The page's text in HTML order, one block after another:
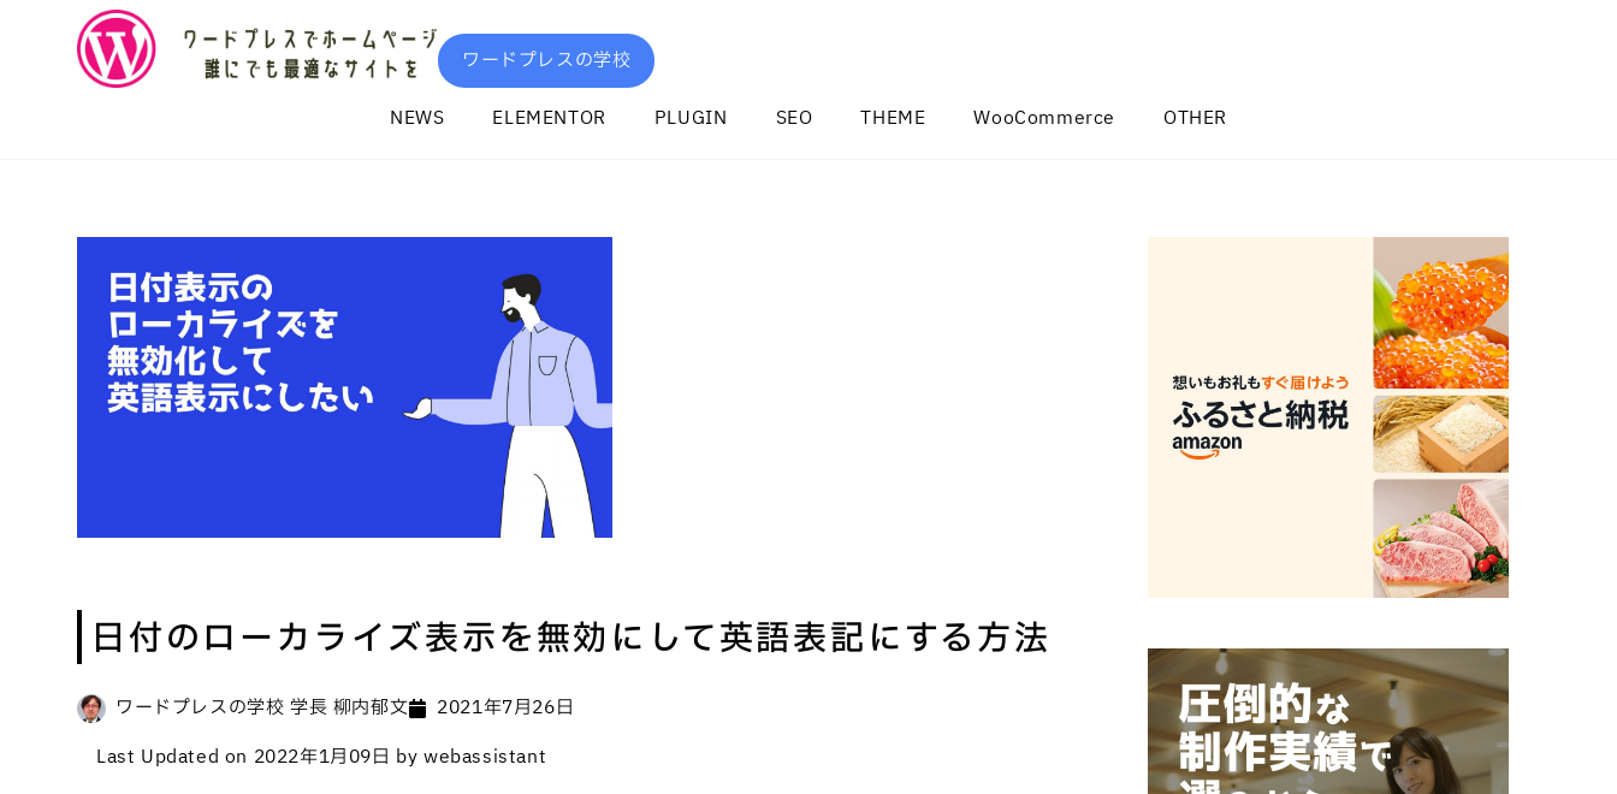
ワードプレスの学校
NEWS ELEMENTOR PLUGIN SEO THEME WooCommerce OTHER
日付のローカライズ表示を無効にして英語表記にする方法
ワードプレスの学校 学長 柳内郁文
2021年7月26日
Last Updated on 2022年1月09日 by webassistant